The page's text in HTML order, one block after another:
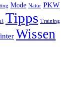
Mode Natur PKW
Tipps Training
Wissen